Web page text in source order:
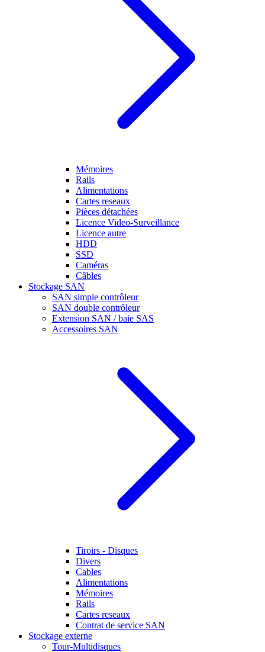
Mémoires
Rails
Alimentations
Cartes reseaux
Pièces détachées
Licence Video-Surveillance
Licence autre
HDD
SSD
Caméras
Câbles
Stockage SAN
SAN simple contrôleur
SAN double contrôleur
Extension SAN / baie SAS
Accessoires SAN
Tiroirs - Disques
Divers
Cables
Alimentations
Mémoires
Rails
Cartes reseaux
Contrat de service SAN
Stockage externe
Tour-Multidisques